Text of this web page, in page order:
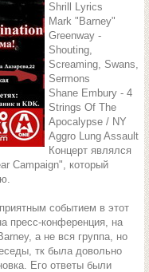
Shrill Lyrics
Mark "Barney"
Greenway -
Shouting,
Screaming, Swans,
Sermons
Shane Embury - 4
Strings Of The
Apocalypse / NY
Aggro Lung Assault
Концерт являлся
Campaign", который
событием в этот
пресс-конференция, на
а не вся группа, но
тк была довольно
Его ответы были